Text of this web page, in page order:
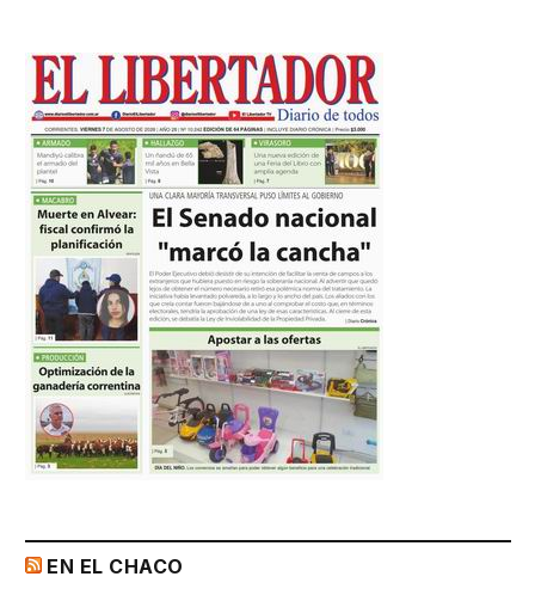
EN EL CHACO